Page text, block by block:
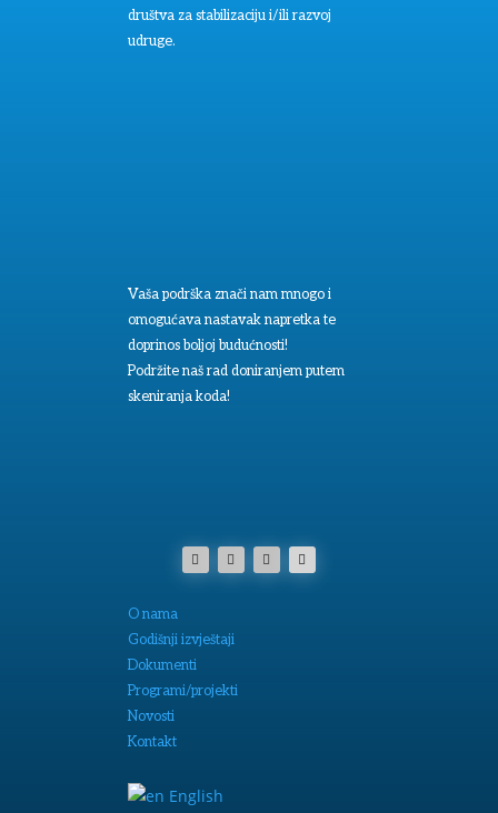
društva za stabilizaciju i/ili razvoj
udruge.
Vaša podrška znači nam mnogo i
omogućava nastavak napretka te
doprinos boljoj budućnosti!
Podržite naš rad doniranjem putem
skeniranja koda!
O nama
Godišnji izvještaji
Dokumenti
Programi/projekti
Novosti
Kontakt
English